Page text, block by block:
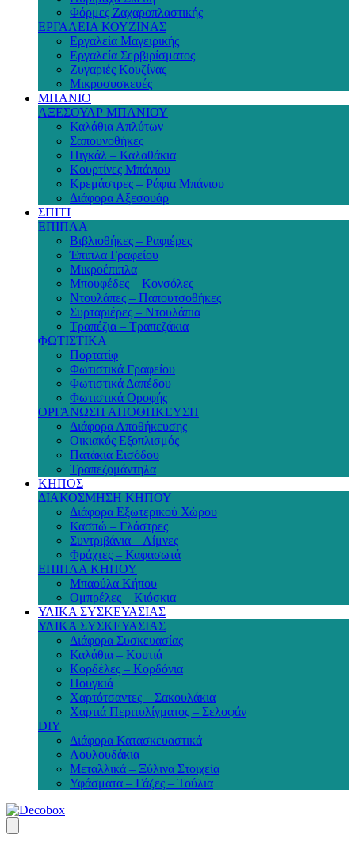
Φόρμες Ζαχαροπλαστικής
ΕΡΓΑΛΕΙΑ ΚΟΥΖΙΝΑΣ
Εργαλεία Μαγειρικής
Εργαλεία Σερβιρίσματος
Ζυγαριές Κουζίνας
Μικροσυσκευές
ΜΠΑΝΙΟ
ΑΞΕΣΟΥΑΡ ΜΠΑΝΙΟΥ
Καλάθια Απλύτων
Σαπουνοθήκες
Πιγκάλ – Καλαθάκια
Κουρτίνες Μπάνιου
Κρεμάστρες – Ράφια Μπάνιου
Διάφορα Αξεσουάρ
ΣΠΙΤΙ
ΕΠΙΠΛΑ
Βιβλιοθήκες – Ραφιέρες
Έπιπλα Γραφείου
Μικροέπιπλα
Μπουφέδες – Κονσόλες
Ντουλάπες – Παπουτσοθήκες
Συρταριέρες – Ντουλάπια
Τραπέζια – Τραπεζάκια
ΦΩΤΙΣΤΙΚΑ
Πορτατίφ
Φωτιστικά Γραφείου
Φωτιστικά Δαπέδου
Φωτιστικά Οροφής
ΟΡΓΑΝΩΣΗ ΑΠΟΘΗΚΕΥΣΗ
Διάφορα Αποθήκευσης
Οικιακός Εξοπλισμός
Πατάκια Εισόδου
Τραπεζομάντηλα
ΚΗΠΟΣ
ΔΙΑΚΟΣΜΗΣΗ ΚΗΠΟΥ
Διάφορα Εξωτερικού Χώρου
Κασπώ – Γλάστρες
Συντριβάνια – Λίμνες
Φράχτες – Καφασωτά
ΕΠΙΠΛΑ ΚΗΠΟΥ
Μπαούλα Κήπου
Ομπρέλες – Κιόσκια
ΥΛΙΚΑ ΣΥΣΚΕΥΑΣΙΑΣ
ΥΛΙΚΑ ΣΥΣΚΕΥΑΣΙΑΣ
Διάφορα Συσκευασίας
Καλάθια – Κουτιά
Κορδέλες – Κορδόνια
Πουγκιά
Χαρτότσαντες – Σακουλάκια
Χαρτιά Περιτυλίγματος – Σελοφάν
DIY
Διάφορα Κατασκευαστικά
Λουλουδάκια
Μεταλλικά – Ξύλινα Στοιχεία
Υφάσματα – Γάζες – Τούλια